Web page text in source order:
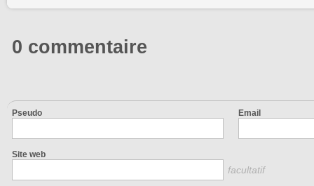
0 commentaire
Pseudo Email
Site web
facultatif